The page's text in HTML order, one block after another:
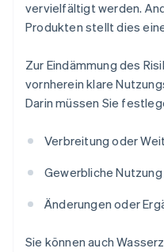
vervielfältigt werden.
Produkten stellt dies
Zur Eindämmung des
vornherein klare
Darin müssen Sie
Verbreitung oder
Gewerbliche Nutzung
Änderungen oder
Sie können auch